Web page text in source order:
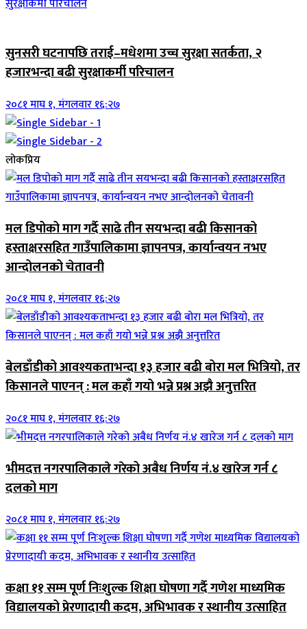
सुनसरी घटनापछि तराई–मधेशमा उच्च सुरक्षा सतर्कता, २
हजारभन्दा बढी सुरक्षाकर्मी परिचालन
२०८१ माघ १, मंगलवार १६:२७
लोकप्रिय
मल डिपोको माग गर्दै साढे तीन सयभन्दा बढी किसानको
हस्ताक्षरसहित गाउँपालिकामा ज्ञापनपत्र, कार्यान्वयन नभए
आन्दोलनको चेतावनी
२०८१ माघ १, मंगलवार १६:२७
बेलडाँडीको आवश्यकताभन्दा १३ हजार बढी बोरा मल भित्रियो, तर
किसानले पाएनन् : मल कहाँ गयो भन्ने प्रश्न अझै अनुत्तरित
२०८१ माघ १, मंगलवार १६:२७
भीमदत्त नगरपालिकाले गरेको अबैध निर्णय नं.४ खारेज गर्न ८
दलको माग
२०८१ माघ १, मंगलवार १६:२७
कक्षा ११ सम्म पूर्ण निःशुल्क शिक्षा घोषणा गर्दै गणेश माध्यमिक
विद्यालयको प्रेरणादायी कदम, अभिभावक र स्थानीय उत्साहित